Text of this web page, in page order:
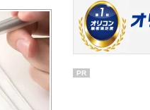
PR